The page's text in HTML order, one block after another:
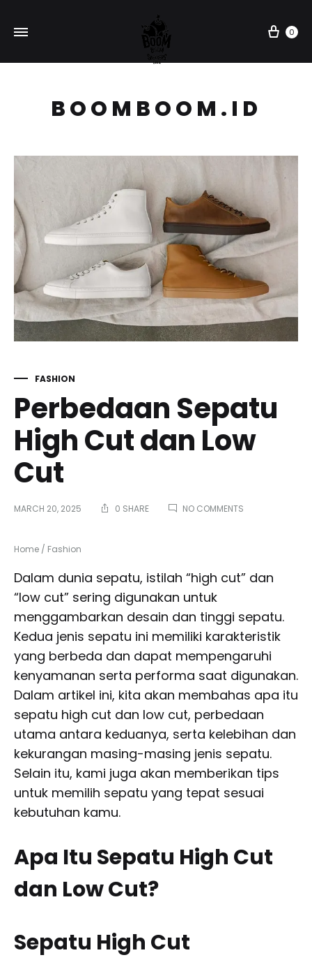
Cart
0
BOOMBOOM.ID
FASHION
Perbedaan Sepatu
High Cut dan Low
Cut
MARCH 20, 2025 0 SHARE NO COMMENTS
DAN
LOW
Home / Fashion
Dalam dunia sepatu, istilah “high cut” dan
“low cut” sering digunakan untuk
menggambarkan desain dan tinggi sepatu.
Kedua jenis sepatu ini memiliki karakteristik
yang berbeda dan dapat mempengaruhi
kenyamanan serta performa saat digunakan.
Dalam artikel ini, kita akan membahas apa itu
sepatu high cut dan low cut, perbedaan
utama antara keduanya, serta kelebihan dan
kekurangan masing-masing jenis sepatu.
Selain itu, kami juga akan memberikan tips
untuk memilih sepatu yang tepat sesuai
kebutuhan kamu.
Apa Itu Sepatu High Cut
dan Low Cut?
Sepatu High Cut